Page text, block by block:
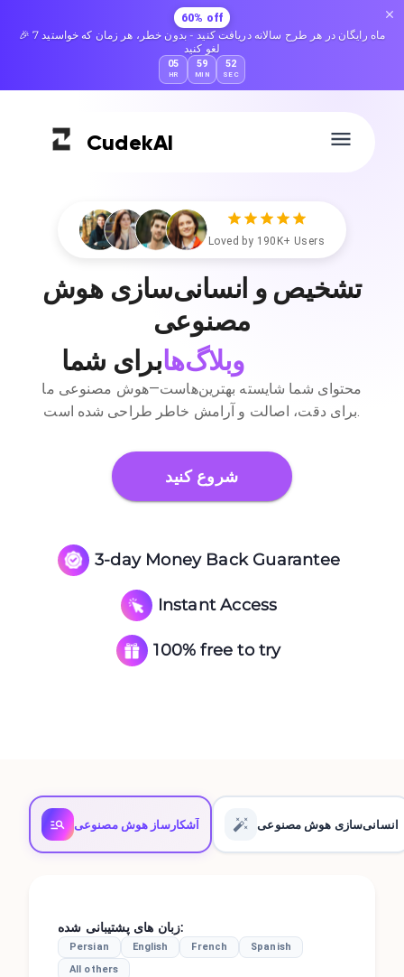
60% off
🎉 7 ماه رایگان در هر طرح سالانه دریافت کنید - بدون خطر، هر زمان که خواستید
لغو کنید
05
HR
59
MIN
51
SEC
CudekAI
Loved by 190K+ Users
تشخیص و انسانی‌سازی هوش
مصنوعی
برای شما
وبلاگ‌ها
محتوای شما شایسته بهترین‌هاست—هوش مصنوعی ما
برای دقت، اصالت و آرامش خاطر طراحی شده است.
شروع کنید
3-day Money Back Guarantee
Instant Access
100% free to try
آشکارساز هوش مصنوعی انسانی‌سازی هوش مصنوعی
زبان های پشتیبانی شده:
Persian English French
Spanish
All others